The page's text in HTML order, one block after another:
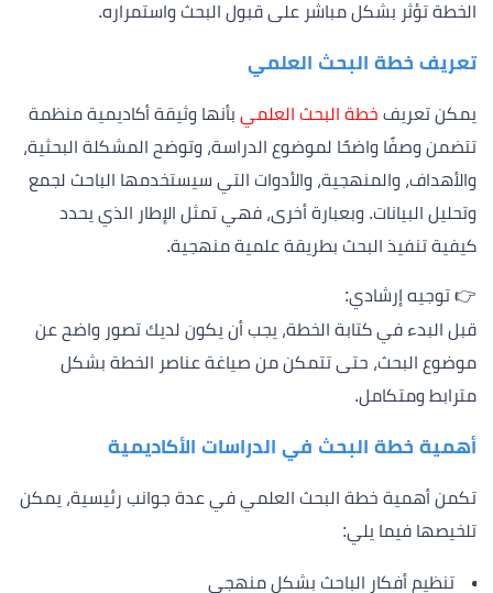
الخطة تؤثر بشكل مباشر على قبول البحث واستمراره.
تعريف خطة البحث العلمي
يمكن تعريف خطة البحث العلمي بأنها وثيقة أكاديمية منظمة
تتضمن وصفًا واضحًا لموضوع الدراسة، وتوضح المشكلة البحثية،
والأهداف، والمنهجية، والأدوات التي سيستخدمها الباحث لجمع
وتحليل البيانات. وبعبارة أخرى، فهي تمثل الإطار الذي يحدد
كيفية تنفيذ البحث بطريقة علمية منهجية.
👉 توجيه إرشادي:
قبل البدء في كتابة الخطة، يجب أن يكون لديك تصور واضح عن
موضوع البحث، حتى تتمكن من صياغة عناصر الخطة بشكل
مترابط ومتكامل.
أهمية خطة البحث في الدراسات الأكاديمية
تكمن أهمية خطة البحث العلمي في عدة جوانب رئيسية، يمكن
تلخيصها فيما يلي:
تنظيم أفكار الباحث بشكل منهجي